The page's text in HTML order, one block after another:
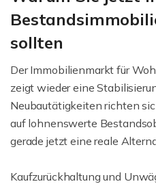
sollten
Der Immobilienmarkt für
zeigt wieder eine
Neubautätigkeiten richten
auf lohnenswerte
gerade jetzt eine reale
Kaufzurückhaltung und